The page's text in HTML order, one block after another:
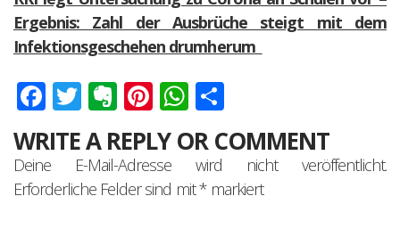
Ergebnis: Zahl der Ausbrüche steigt mit dem
Infektionsgeschehen drumherum
Facebook
Twitter
Evernote
Pinterest
WhatsApp
WRITE A REPLY OR COMMENT
Deine E-Mail-Adresse wird nicht veröffentlicht.
Erforderliche Felder sind mit*markiert